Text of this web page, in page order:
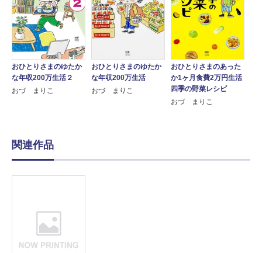
おひとりさまのゆたか
な年収200万生活２
おづ まりこ
おひとりさまのゆたか
な年収200万生活
おづ まりこ
おひとりさまのあった
か1ヶ月食費2万円生活
四季の野菜レシピ
おづ まりこ
関連作品